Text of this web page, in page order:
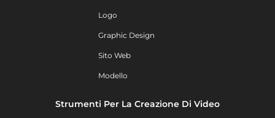
Logo
Graphic Design
Sito Web
Modello
Strumenti Per La Creazione Di Video